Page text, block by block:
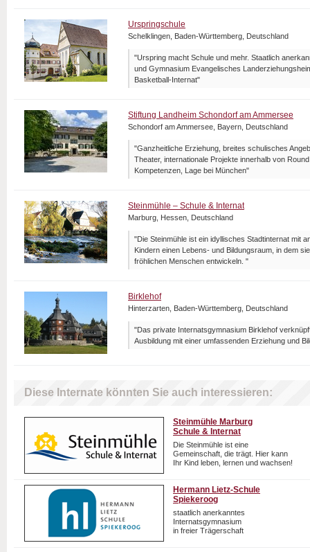
Urspringschule
Schelklingen, Baden-Württemberg, Deutschland
"Urspring macht Schule und mehr. Staatlich
und Gymnasium Evangelisches
Basketball-Internat"
Stiftung Landheim Schondorf am Ammersee
Schondorf am Ammersee, Bayern, Deutschland
"Ganzheitliche Erziehung, breites schulisches
Theater, internationale Projekte innerhalb von
Kompetenzen, Lage bei München"
Steinmühle – Schule & Internat
Marburg, Hessen, Deutschland
"Die Steinmühle ist ein idyllisches Stadtinternat mit
Kindern einen Lebens- und Bildungsraum, in dem
fröhlichen Menschen entwickeln. "
Birklehof
Hinterzarten, Baden-Württemberg, Deutschland
"Das private Internatsgymnasium Birklehof
Ausbildung mit einer umfassenden Erziehung und
Diese Internate könnten Sie auch interessieren:
Steinmühle Marburg
Schule & Internat
Die Steinmühle ist eine
Gemeinschaft, die trägt. Hier kann
Ihr Kind leben, lernen und wachsen!
Hermann Lietz-Schule
Spiekeroog
staatlich anerkanntes
Internatsgymnasium
in freier Trägerschaft